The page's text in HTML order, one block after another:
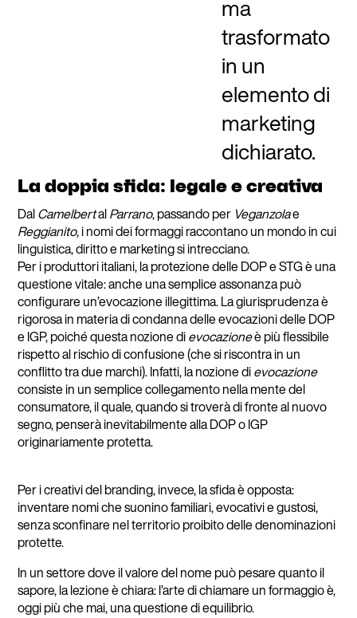
ma
trasformato
in un
elemento di
marketing
dichiarato.
La doppia sfida: legale e creativa
DalCamelbertalParrano, passando per Veganzolae
Reggianito, i nomi dei formaggi raccontano un mondo in cui
linguistica, diritto e marketing si intrecciano.
Per i produttori italiani, la protezione delle DOP e STG è una
questione vitale: anche una semplice assonanza può
configurare un’evocazione illegittima. La giurisprudenza è
rigorosa in materia di condanna delle evocazioni delle DOP
e IGP, poiché questa nozione dievocazioneè più flessibile
rispetto al rischio di confusione (che si riscontra in un
conflitto tra due marchi). Infatti, la nozione dievocazione
consiste in un semplice collegamento nella mente del
consumatore, il quale, quando si troverà di fronte al nuovo
segno, penserà inevitabilmente alla DOP o IGP
originariamente protetta.
Per i creativi del branding, invece, la sfida è opposta:
inventare nomi che suonino familiari, evocativi e gustosi,
senza sconfinare nel territorio proibito delle denominazioni
protette.
In un settore dove il valore del nome può pesare quanto il
sapore, la lezione è chiara: l’arte di chiamare un formaggio è,
oggi più che mai, una questione di equilibrio.